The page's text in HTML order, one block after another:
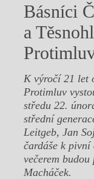
Básníci
a
K výročí 21 let
Protimluv
středu 22.
střední
Leitgeb, Jan
čardáše k pivní
večerem
Macháček.